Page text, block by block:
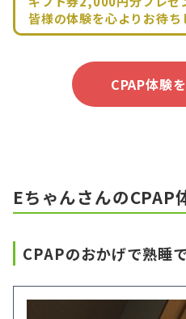
皆様の体験を心よりお待ち
CPAP体験
EちゃんさんのCPAP
CPAPのおかげで熟睡